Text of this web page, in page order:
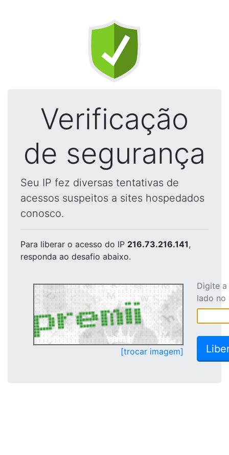
Verificação
de segurança
Seu IP fez diversas tentativas de
acessos suspeitos a sites hospedados
conosco.
Para liberar o acesso do IP 216.73.216.141,
responda ao desafio abaixo.
[trocar imagem]
Digite
lado no